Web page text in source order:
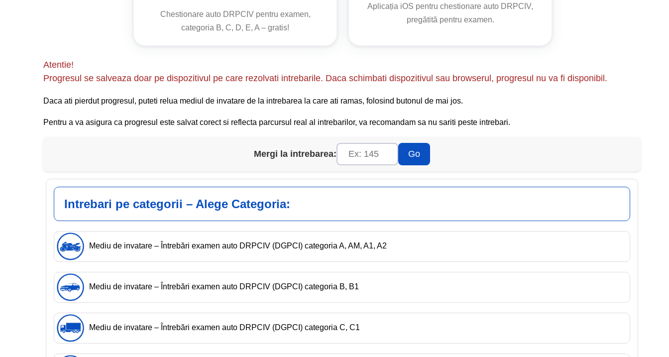
Prin aplicarea acestor măsuri, veți putea conduce în siguranță în condiții de vizibilitate redusă, prevenind accidentele și reacționând corespunzător la eventualele
Chestionare auto DRPCIV pentru examen,
categoria B, C, D, E, A – gratis!
Aplicația iOS pentru chestionare auto DRPCIV,
pregătită pentru examen.
Atentie!
Progresul se salveaza doar pe dispozitivul pe care rezolvati intrebarile. Daca schimbati dispozitivul sau browserul, progresul nu va fi disponibil.
Daca ati pierdut progresul, puteti relua mediul de invatare de la intrebarea la care ati ramas, folosind butonul de mai jos.
Pentru a va asigura ca progresul este salvat corect si reflecta parcursul real al intrebarilor, va recomandam sa nu sariti peste intrebari.
Mergi la intrebarea: Go
Intrebari pe categorii – Alege Categoria:
Mediu de invatare – Întrebări examen auto DRPCIV (DGPCI) categoria A, AM, A1, A2
Mediu de invatare – Întrebări examen auto DRPCIV (DGPCI) categoria B, B1
Mediu de invatare – Întrebări examen auto DRPCIV (DGPCI) categoria C, C1